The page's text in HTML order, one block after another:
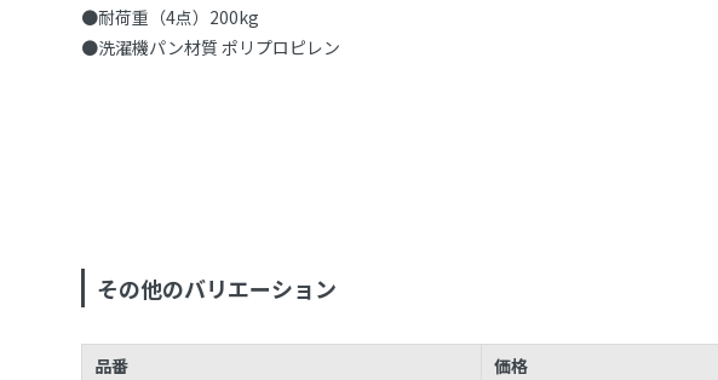
●耐荷重（4点）200kg
●洗濯機パン材質 ポリプロピレン
その他のバリエーション
品番 価格